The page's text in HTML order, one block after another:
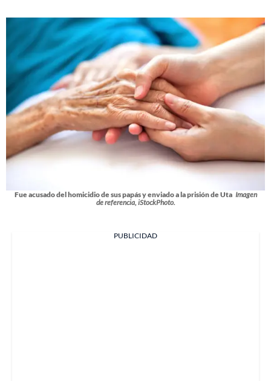
Fue acusado del homicidio de sus papás y enviado a la prisión de Uta Imagen
de referencia, iStockPhoto.
PUBLICIDAD